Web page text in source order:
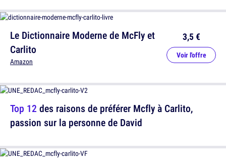
Le Dictionnaire Moderne de McFly et
Carlito
Amazon
3,5 €
Voir l'offre
Top 12 des raisons de préférer Mcfly à Carlito,
passion sur la personne de David